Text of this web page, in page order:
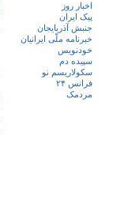
اخبار روز
پيک ايران
جنبش آذربایجان
خبرنامه ملّی ایرانیان
خودنویس
سپیده دم
سکولاریسم نو
فرانس ۲۴
مردمک